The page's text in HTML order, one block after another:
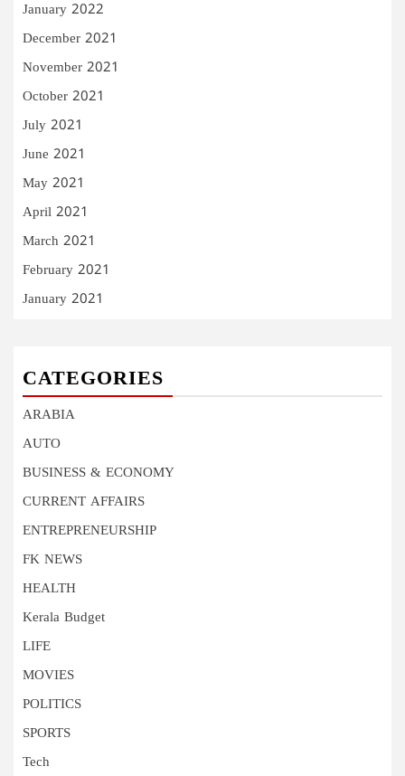
January 2022
December 2021
November 2021
October 2021
July 2021
June 2021
May 2021
April 2021
March 2021
February 2021
January 2021
CATEGORIES
ARABIA
AUTO
BUSINESS & ECONOMY
CURRENT AFFAIRS
ENTREPRENEURSHIP
FK NEWS
HEALTH
Kerala Budget
LIFE
MOVIES
POLITICS
SPORTS
Tech